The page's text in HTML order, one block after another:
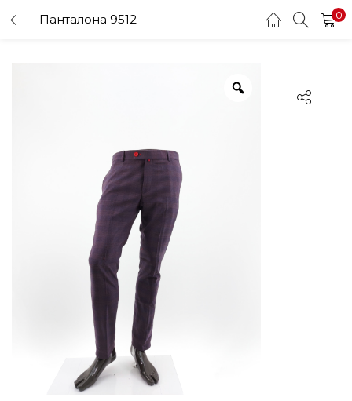
Панталона 9512 0
LOGIN
Enter your username and password to login.
Remember me
Login
Lost password?